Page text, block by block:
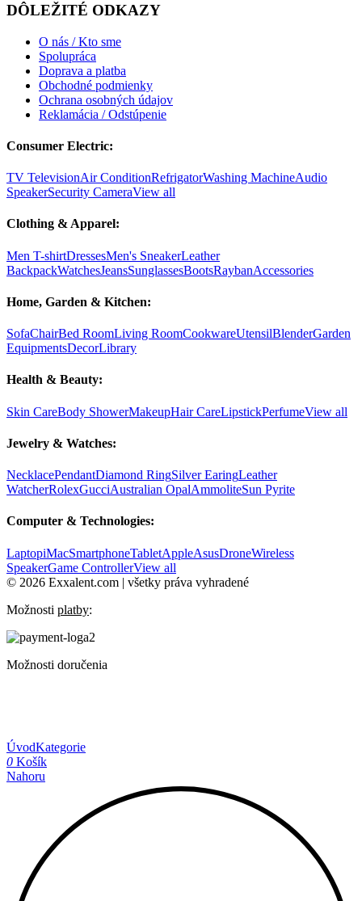
DÔLEŽITÉ ODKAZY
O nás / Kto sme
Spolupráca
Doprava a platba
Obchodné podmienky
Ochrana osobných údajov
Reklamácia / Odstúpenie
Consumer Electric:
TV TelevisionAir ConditionRefrigatorWashing MachineAudio
SpeakerSecurity CameraView all
Clothing & Apparel:
Men T-shirtDressesMen's SneakerLeather
BackpackWatchesJeansSunglassesBootsRaybanAccessories
Home, Garden & Kitchen:
SofaChairBed RoomLiving RoomCookwareUtensilBlenderGarden
EquipmentsDecorLibrary
Health & Beauty:
Skin CareBody ShowerMakeupHair CareLipstickPerfumeView all
Jewelry & Watches:
NecklacePendantDiamond RingSilver EaringLeather
WatcherRolexGucciAustralian OpalAmmoliteSun Pyrite
Computer & Technologies:
LaptopiMacSmartphoneTabletAppleAsusDroneWireless
SpeakerGame ControllerView all
© 2026 Exxalent.com | všetky práva vyhradené
Možnosti platby:
Možnosti doručenia
ÚvodKategorie
0 Košík
Nahoru